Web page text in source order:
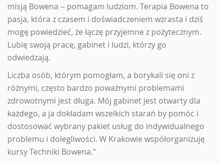
misją Bowena – pomagam ludziom. Terapia Bowena to
pasja, która z czasem i doświadczeniem wzrasta i dziś
mogę powiedzieć, że łączę przyjemne z pożytecznym.
Lubię swoją pracę, gabinet i ludzi, którzy go
odwiedzają.
Liczba osób, którym pomogłam, a borykali się oni z
różnymi, często bardzo poważnymi problemami
zdrowotnymi jest długa. Mój gabinet jest otwarty dla
każdego, a ja dokładam wszelkich starań by pomóc i
dostosować wybrany pakiet usług do indywidualnego
problemu i dolegliwości. W Krakowie współorganizuję
kursy Techniki Bowena."